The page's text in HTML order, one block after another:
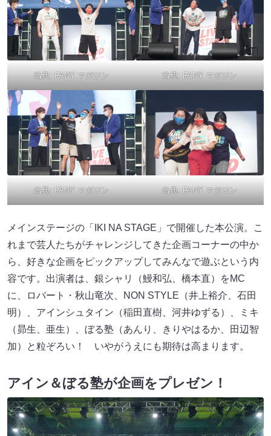
出典: FANY マガジン 出典: FANY マガジン
出典: FANY マガジン 出典: FANY マガジン
メインステージの「IKI NA STAGE」で開催した本公演。こ
れまで芸人たちがチャレンジしてきた企画コーナーの中か
ら、好きな企画をピックアップしてみんなで遊ぶという内
容です。出演者は、銀シャリ（鰻和弘、橋本直）をMC
に、ロバート・秋山竜次、NON STYLE（井上裕介、石田
明）、アインシュタイン（稲田直樹、河井ゆずる）、ミキ
（昴生、亜生）、ぼる塾（あんり、きりやはるか、田辺智
加）と粒ぞろい！ いやがうえにも期待は高まります。
アイン＆ぼる塾が企画をプレゼン！